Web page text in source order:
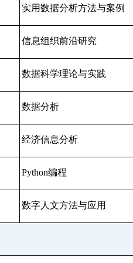
实用数据分析方法与案例
信息组织前沿研究
数据科学理论与实践
数据分析
经济信息分析
Python编程
数字人文方法与应用